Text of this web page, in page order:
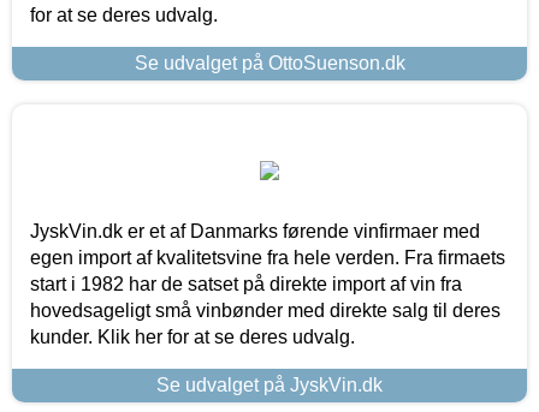
for at se deres udvalg.
Se udvalget på OttoSuenson.dk
JyskVin.dk er et af Danmarks førende vinfirmaer med
egen import af kvalitetsvine fra hele verden. Fra firmaets
start i 1982 har de satset på direkte import af vin fra
hovedsageligt små vinbønder med direkte salg til deres
kunder. Klik her for at se deres udvalg.
Se udvalget på JyskVin.dk